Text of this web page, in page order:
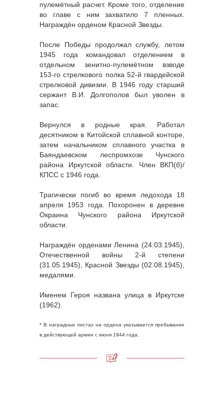
пулемётный расчет. Кроме того, отделение
во главе с ним захватило 7 пленных.
Награждён орденом Красной Звезды.
После Победы продолжал службу, летом
1945 года командовал отделением в
отдельном зенитно-пулемётном взводе
153-го стрелкового полка 52-й гвардейской
стрелковой дивизии. В 1946 году старший
сержант В.И. Долгополов был уволен в
запас.
Вернулся в родные края. Работал
десятником в Китойской сплавной конторе,
затем начальником сплавного участка в
Баяндаевском леспромхозе Чунского
района Иркутской области. Член ВКП(б)/
КПСС с 1946 года.
Трагически погиб во время ледохода 18
апреля 1953 года. Похоронен в деревне
Окраина Чунского района Иркутской
области.
Награждён орденами Ленина (24.03.1945),
Отечественной войны 2-й степени
(31.05.1945), Красной Звезды (02.08.1945),
медалями.
Именем Героя названа улица в Иркутске
(1962).
* В наградных листах на ордена указывается пребывание
в действующей армии с июня 1944 года.